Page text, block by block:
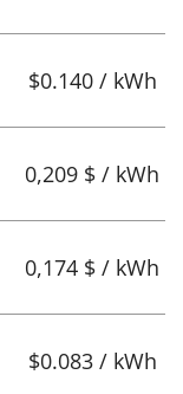
$0.140 / kWh
0,209 $ / kWh
0,174 $ / kWh
$0.083 / kWh